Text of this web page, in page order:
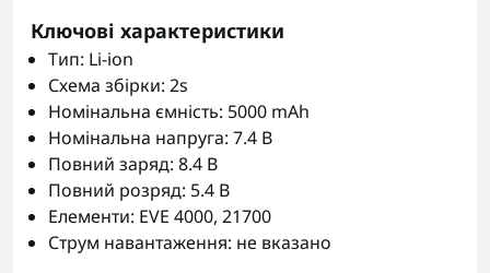
Ключові характеристики
Тип: Li-ion
Схема збірки: 2s
Номінальна ємність: 5000 mAh
Номінальна напруга: 7.4 В
Повний заряд: 8.4 В
Повний розряд: 5.4 В
Елементи: EVE 4000, 21700
Струм навантаження: не вказано